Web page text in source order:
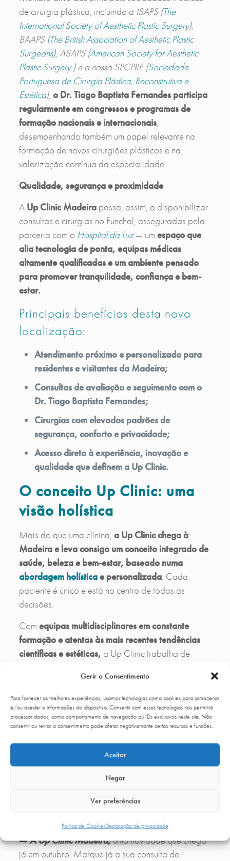
Gerir o Consentimento
Para fornecer as melhores experiências, usamos tecnologias como cookies para armazenar
e/ou aceder a informações do dispositivo. Consentir com essas tecnologias nos permitirá
processar dados, como comportamento de navegação ou IDs exclusivos neste site. Não
consentir ou retirar o consentimento pode afetar negativamante certos recursos e funções.
Aceitar
Negar
Ver preferências
Política de CookiesDeclaração de privacidade
de cirurgia plástica, incluindo a ISAPS (The
International Society of Aesthetic Plastic Surgery),
BAAPS (The British Association of Aesthetic Plastic
Surgeons), ASAPS (American Society for Aesthetic
Plastic Surgery) e a nossa SPCPRE (Sociedade
Portuguesa de Cirurgia Plástica, Reconstrutiva e
Estética), o Dr. Tiago Baptista Fernandes participa
regularmente em congressos e programas de
formação nacionais e internacionais,
desempenhando também um papel relevante na
formação de novos cirurgiões plásticos e na
valorização contínua da especialidade.
Qualidade, segurança e proximidade
A Up Clinic Madeirapassa, assim, a disponibilizar
consultas e cirurgias no Funchal, asseguradas pela
parceria com o Hospital da Luz — um espaço que
alia tecnologia de ponta, equipas médicas
altamente qualificadas e um ambiente pensado
para promover tranquilidade, confiança e bem-
estar.
Principais benefícios desta nova
localização:
Atendimento próximo e personalizado para
residentes e visitantes da Madeira;
Consultas de avaliação e seguimento com o
Dr. Tiago Baptista Fernandes;
Cirurgias com elevados padrões de
segurança, conforto e privacidade;
Acesso direto à experiência, inovação e
qualidade que definem a Up Clinic.
O conceito Up Clinic: uma
visão holística
Mais do que uma clínica, a Up Clinic chega à
Madeira e leva consigo um conceito integrado de
saúde, beleza e bem-estar, baseado numa
abordagem holísticae personalizada. Cada
paciente é único e está no centro de todas as
decisões.
Com equipas multidisciplinares em constante
formação e atentas às mais recentes tendências
científicas e estéticas, a Up Clinic trabalha de
personalizados e seguros.
Esta filosofia posiciona aUp Clinic como
referência nacional e internacional em cirurgia
plástica e medicina estética.
Marque a sua consulta no
Funchal
aquela cirurgia plástica que sempre idealizou, este
➡️AUp Clinic Madeira,uma novidade que chega
já em outubro. Marque já a sua consulta de